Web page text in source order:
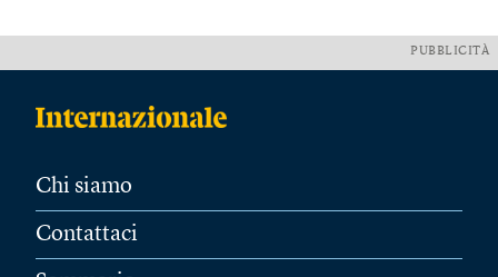
PUBBLICITÀ
Chi siamo
Contattaci